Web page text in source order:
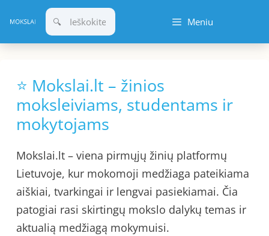
prie
turinio
Meniu
⭐ Mokslai.lt – žinios
moksleiviams, studentams ir
mokytojams
Mokslai.lt – viena pirmųjų žinių platformų
Lietuvoje, kur mokomoji medžiaga pateikiama
aiškiai, tvarkingai ir lengvai pasiekiamai. Čia
patogiai rasi skirtingų mokslo dalykų temas ir
aktualią medžiagą mokymuisi.